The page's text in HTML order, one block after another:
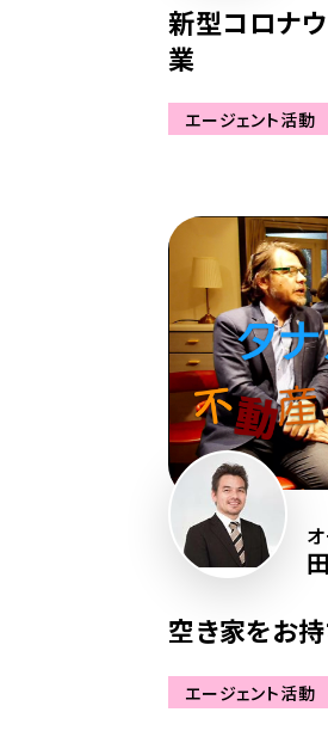
新型コロナ
業
エージェント活動
空き家をお
エージェント活動